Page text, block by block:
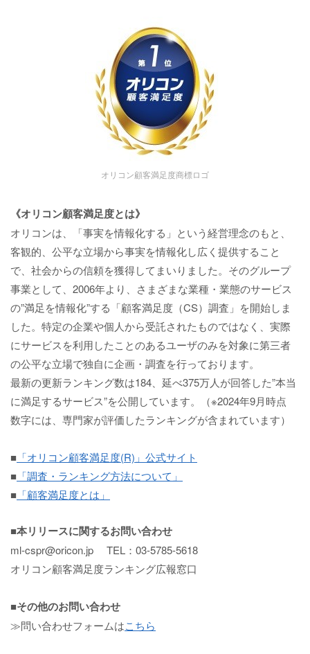
オリコン顧客満足度商標ロゴ
《オリコン顧客満足度とは》
オリコンは、「事実を情報化する」という経営理念のもと、
客観的、公平な立場から事実を情報化し広く提供すること
で、社会からの信頼を獲得してまいりました。そのグループ
事業として、2006年より、さまざまな業種・業態のサービス
の”満足を情報化”する「顧客満足度（CS）調査」を開始しま
した。特定の企業や個人から受託されたものではなく、実際
にサービスを利用したことのあるユーザのみを対象に第三者
の公平な立場で独自に企画・調査を行っております。
最新の更新ランキング数は184、延べ375万人が回答した”本当
に満足するサービス”を公開しています。（※2024年9月時点
数字には、専門家が評価したランキングが含まれています）
■ 「オリコン顧客満足度(R)」公式サイト
■ 「調査・ランキング方法について」
■ 「顧客満足度とは」
■本リリースに関するお問い合わせ
ml-cspr@oricon.jp TEL：03-5785-5618
オリコン顧客満足度ランキング広報窓口
■その他のお問い合わせ
≫問い合わせフォームはこちら